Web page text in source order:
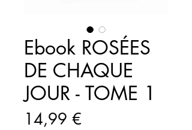
Ebook ROSÉES
DE CHAQUE
JOUR - TOME 1
14,99 €